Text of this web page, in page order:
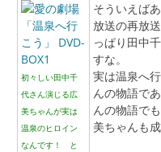
初々しい田中千
代さん演じる広
美ちゃんが実は
温泉のヒロイン
なんです！ と
そういえば
放送の再放
っぱり田中
すな。
実は温泉へ
んの物語で
んの物語で
美ちゃんも